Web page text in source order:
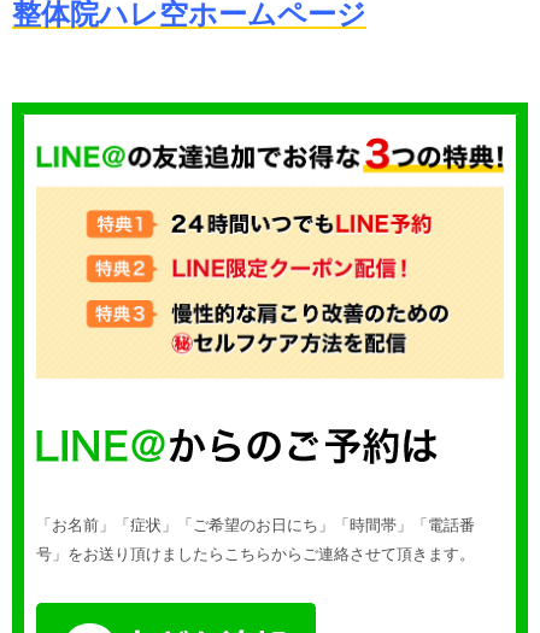
整体院ハレ空ホームページ
「お名前」「症状」「ご希望のお日にち」「時間帯」「電話番
号」をお送り頂けましたらこちらからご連絡させて頂きます。